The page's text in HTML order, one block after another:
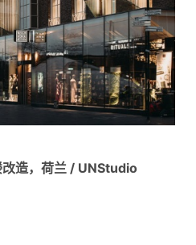
造，荷兰 / UNStudio